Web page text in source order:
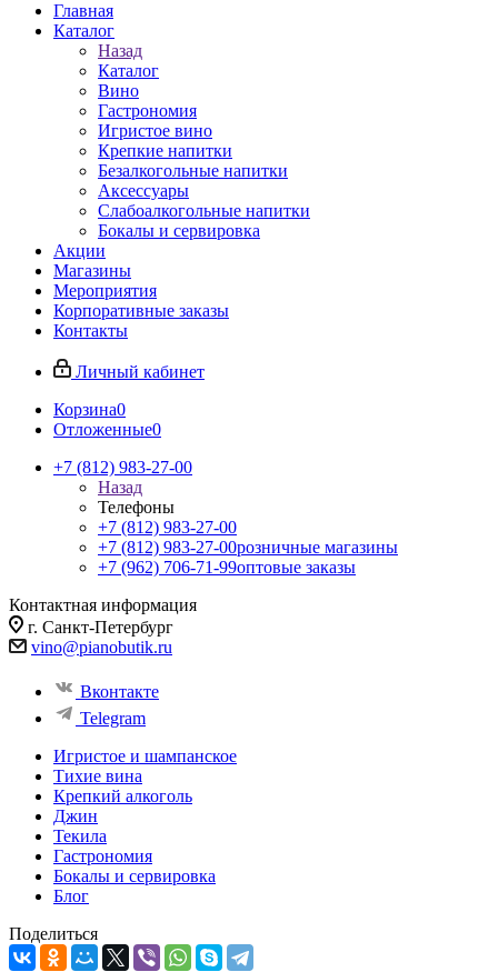
Главная
Каталог
Назад
Каталог
Вино
Гастрономия
Игристое вино
Крепкие напитки
Безалкогольные напитки
Аксессуары
Слабоалкогольные напитки
Бокалы и сервировка
Акции
Магазины
Мероприятия
Корпоративные заказы
Контакты
Личный кабинет
Корзина0
Отложенные0
+7 (812) 983-27-00
Назад
Телефоны
+7 (812) 983-27-00
+7 (812) 983-27-00розничные магазины
+7 (962) 706-71-99оптовые заказы
Контактная информация
г. Санкт-Петербург
vino@pianobutik.ru
Вконтакте
Telegram
Игристое и шампанское
Тихие вина
Крепкий алкоголь
Джин
Текила
Гастрономия
Бокалы и сервировка
Блог
Поделиться